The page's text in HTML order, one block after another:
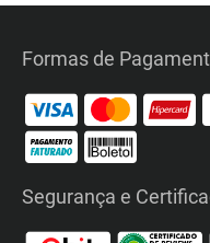
Formas de
Segurança e